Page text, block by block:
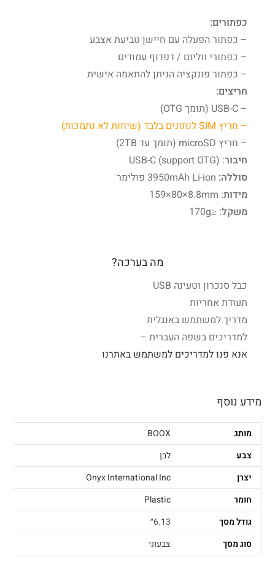
כפתורים:
– כפתור הפעלה עם חיישן טביעת אצבע
– כפתורי ווליום / דפדוף עמודים
– כפתור פונקציה הניתן להתאמה אישית
חריצים:
–
USB-C (תומך OTG
)
– חריץ SIMלנתונים בלבד (שיחות לא נתמכות)
– חריץ microSD
(תומך עד 2TB
)
חיבור: USB-C (support OTG)
סוללה: mAh Li-ion
פולימר
מידות: ‎159×80×8.8mm
משקל: ≤170g
מה בערכה?
כבל סנכרון וטעינה USB
תעודת אחריות
מדריך למשתמש באנגלית
למדריכים בשפה העברית –
אנא פנו למדריכים למשתמש באתרנו
מידע נוסף
מותג
BOOX
צבע
לבן
יצרן
Onyx International Inc
חומר
Plastic
גודל מסך
6.13״
סוג מסך
צבעוני